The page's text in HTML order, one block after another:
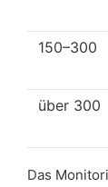
150–300
über 300
Das